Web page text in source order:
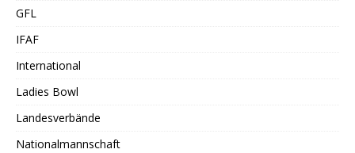
GFL
IFAF
International
Ladies Bowl
Landesverbände
Nationalmannschaft